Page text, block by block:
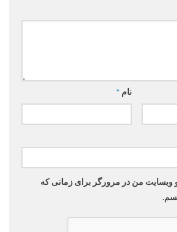
نام *
و وبسایت من در مرورگر برای زمانی که